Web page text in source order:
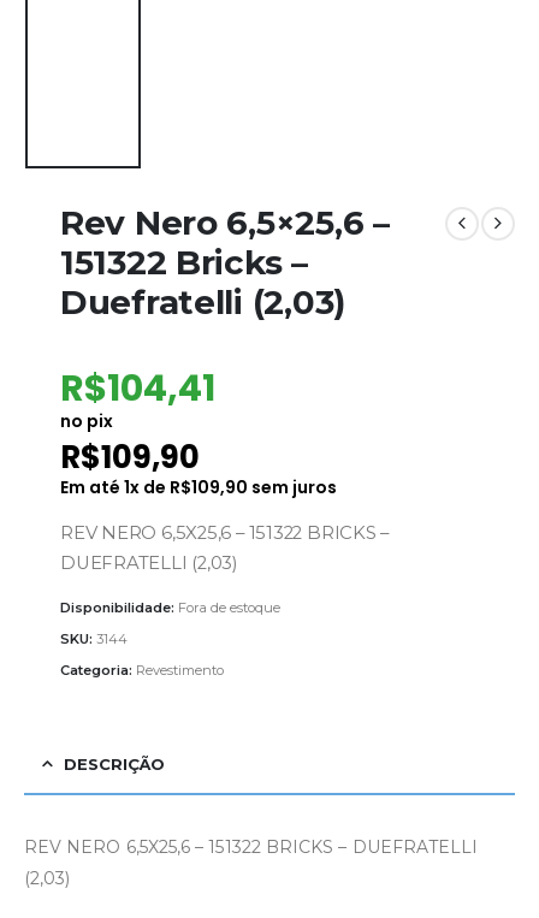
Rev Nero 6,5×25,6 –
151322 Bricks –
Duefratelli (2,03)
R$104,41
no pix
R$109,90
Em até 1x de R$109,90 sem juros
REV NERO 6,5X25,6 – 151322 BRICKS –
DUEFRATELLI (2,03)
Disponibilidade: Fora de estoque
SKU: 3144
Categoria: Revestimento
DESCRIÇÃO
REV NERO 6,5X25,6 – 151322 BRICKS – DUEFRATELLI
(2,03)